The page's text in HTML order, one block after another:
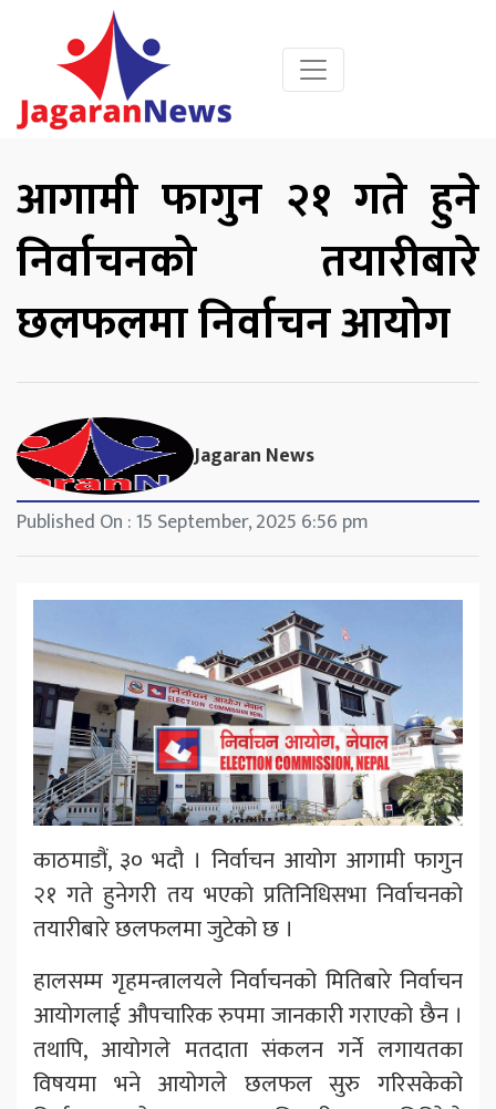
आगामी फागुन २१ गते हुने
निर्वाचनको तयारीबारे
छलफलमा निर्वाचन आयोग
Jagaran News
Published On : 15 September, 2025 6:56 pm
काठमाडौं, ३० भदौ । निर्वाचन आयोग आगामी फागुन
२१ गते हुनेगरी तय भएको प्रतिनिधिसभा निर्वाचनको
तयारीबारे छलफलमा जुटेको छ ।
हालसम्म गृहमन्त्रालयले निर्वाचनको मितिबारे निर्वाचन
आयोगलाई औपचारिक रुपमा जानकारी गराएको छैन ।
तथापि, आयोगले मतदाता संकलन गर्ने लगायतका
विषयमा भने आयोगले छलफल सुरु गरिसकेको